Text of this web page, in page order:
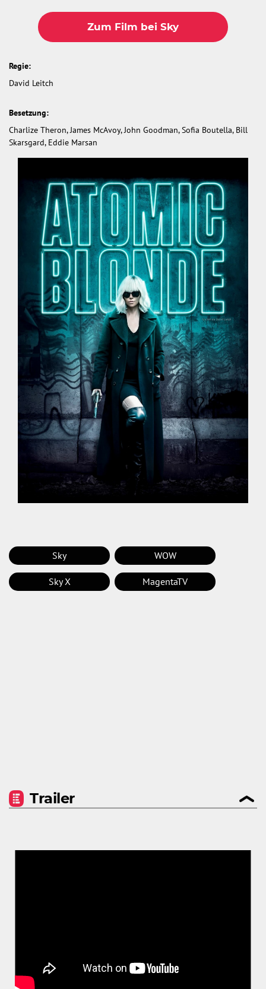
Zum Film bei Sky
Regie:
David Leitch
Besetzung:
Charlize Theron, James McAvoy, John Goodman, Sofia Boutella, Bill
Skarsgard, Eddie Marsan
Sky WOW
Sky X MagentaTV
Trailer